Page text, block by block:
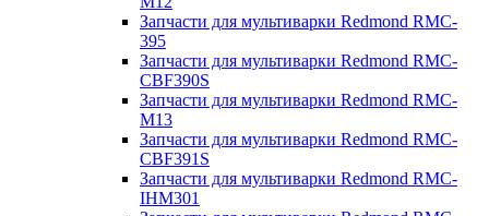
Запчасти для мультиварки Redmond RMC-
395
Запчасти для мультиварки Redmond RMC-
CBF390S
Запчасти для мультиварки Redmond RMC-
M13
Запчасти для мультиварки Redmond RMC-
CBF391S
Запчасти для мультиварки Redmond RMC-
IHM301